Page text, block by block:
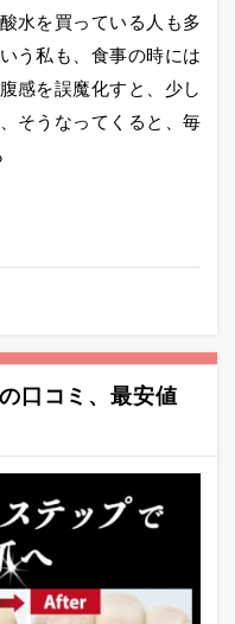
水を買っている人も多
う私も、食事の時には
感を誤魔化すと、少し
そうなってくると、毎
口コミ、最安値